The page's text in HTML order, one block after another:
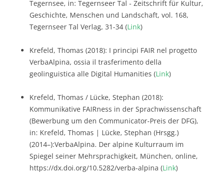
Tegernsee, in: Tegernseer Tal - Zeitschrift für Kultur,
Geschichte, Menschen und Landschaft, vol. 168,
Tegernseer Tal Verlag, 31-34 (Link)
Krefeld, Thomas (2018): I principi FAIR nel progetto
VerbaAlpina, ossia il trasferimento della
geolinguistica alle Digital Humanities (Link)
Krefeld, Thomas / Lücke, Stephan (2018):
Kommunikative FAIRness in der Sprachwissenschaft
(Bewerbung um den Communicator-Preis der DFG),
in: Krefeld, Thomas | Lücke, Stephan (Hrsgg.)
(2014–):VerbaAlpina. Der alpine Kulturraum im
Spiegel seiner Mehrsprachigkeit, München, online,
https://dx.doi.org/10.5282/verba-alpina (Link)